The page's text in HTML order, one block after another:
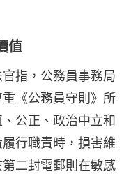
值
指，公務員事務局
《公務員守則》所
公正、政治中立和
行職責時，損害維
二封電郵則在敏感